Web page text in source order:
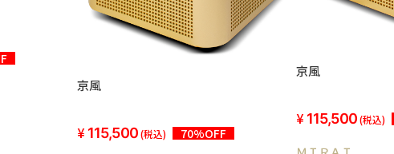
京風
115,500(税込) 70%OFF
京風
115,500(税込)